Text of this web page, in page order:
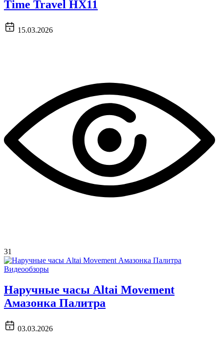
Time Travel HX11
15.03.2026
31
Видеообзоры
Наручные часы Altai Movement
Амазонка Палитра
03.03.2026